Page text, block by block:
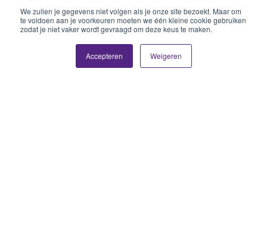
We zullen je gegevens niet volgen als je onze site bezoekt. Maar om
te voldoen aan je voorkeuren moeten we één kleine cookie gebruiken
zodat je niet vaker wordt gevraagd om deze keus te maken.
Accepteren Weigeren